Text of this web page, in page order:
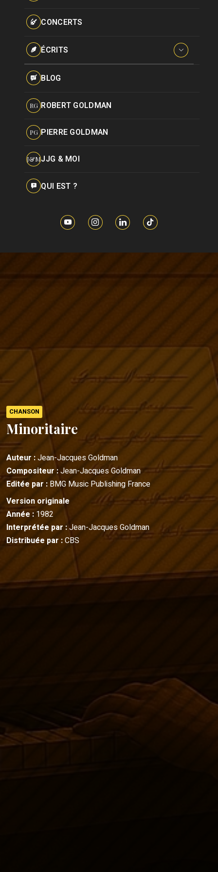
Pseudonymes
CONCERTS
ÉCRITS
Interviews
BLOG
RG ROBERT GOLDMAN
PG PIERRE GOLDMAN
J&MJJG & MOI
QUI EST ?
CHANSON
Minoritaire
Auteur :Jean-Jacques Goldman
Compositeur :Jean-Jacques Goldman
Editée par :BMG Music Publishing France
Version originale
Année :1982
Interprétée par :Jean-Jacques Goldman
Distribuée par :CBS